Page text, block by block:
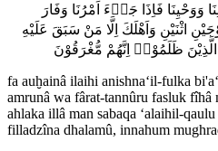
وَوَحْيِنَا فَاِذَا جَاۤءَ اَمْرُنَا وَفَارَ
اثْنَيْنِ وَاَهْلَكَ اِلَّا مَنْ سَبَقَ عَلَيْهِ
ظَلَمُوْاۚ اِنَّهُمْ مُّغْرَقُوْنَ
fa auḫainâ ilaihi anishna‘il-fulka
amrunâ wa fârat-tannûru fasluk
ahlaka illâ man sabaqa ‘alaihil-
filladzîna dhalamû, innahum